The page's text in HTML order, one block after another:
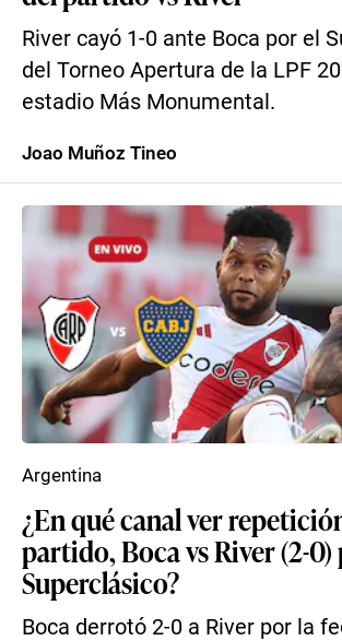
River cayó 1-0 ante Boca por el
del Torneo Apertura de la LPF
estadio Más Monumental.
Joao Muñoz Tineo
¿En qué canal ver
partido, Boca vs River (2-0)
Superclásico?
Boca derrotó 2-0 a River por la
Argentina